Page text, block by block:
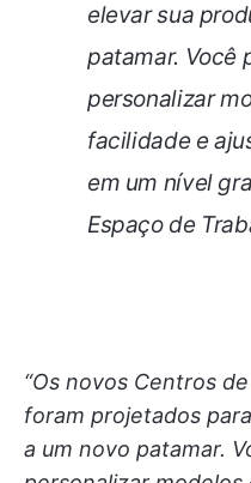
elevar sua
patamar. Você
personalizar
facilidade e
em um nível
Espaço de
“Os novos Centros
foram projetados
a um novo patamar.